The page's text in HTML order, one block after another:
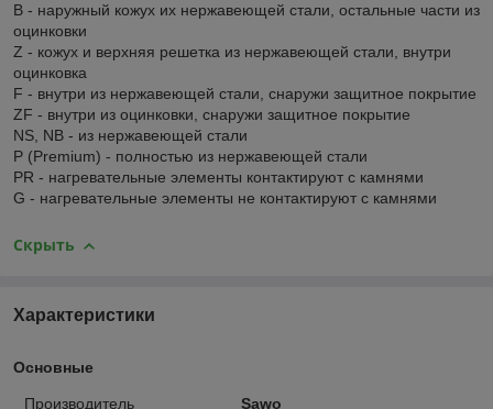
В - наружный кожух их нержавеющей стали, остальные части из
оцинковки
Z - кожух и верхняя решетка из нержавеющей стали, внутри
оцинковка
F - внутри из нержавеющей стали, снаружи защитное покрытие
ZF - внутри из оцинковки, снаружи защитное покрытие
NS, NB - из нержавеющей стали
P (Premium) - полностью из нержавеющей стали
PR - нагревательные элементы контактируют с камнями
G - нагревательные элементы не контактируют с камнями
Скрыть
Характеристики
Основные
Производитель Sawo